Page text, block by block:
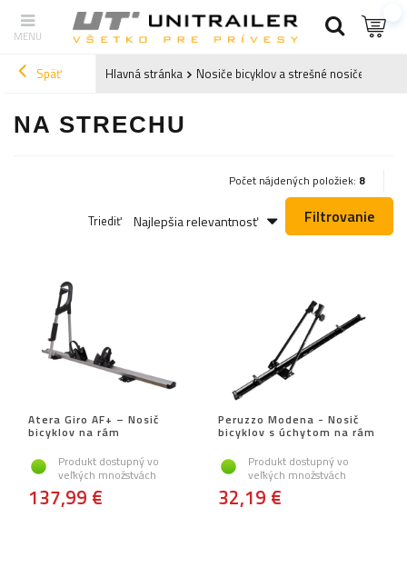
Späť Hlavná stránka Nosiče bicyklov a strešné nosiče
NA STRECHU
Počet nájdených položiek: 8
Triediť Najlepšia relevantnosť Filtrovanie
Atera Giro AF+ – Nosič
bicyklov na rám
Produkt dostupný vo
veľkých množstvách
137,99 €
Peruzzo Modena - Nosič
bicyklov s úchytom na rám
Produkt dostupný vo
veľkých množstvách
32,19 €